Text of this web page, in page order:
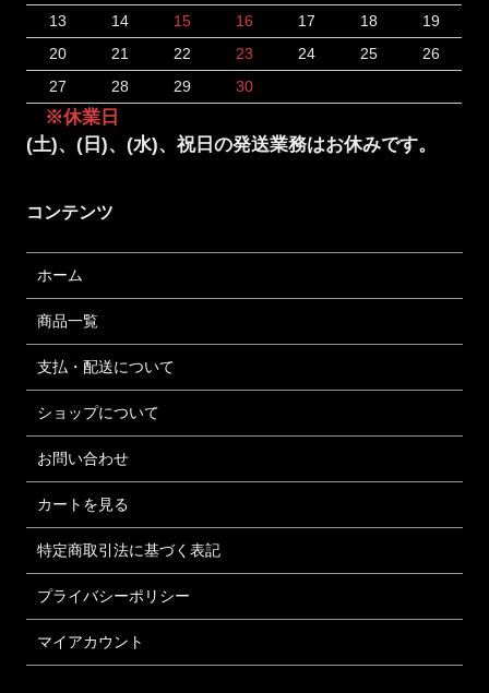
13
14 15 16 17 18
19
20
21 22 23 24 25
26
27
28 29 30
※休業日
(土)、(日)、(水)、祝日の発送業務はお休みです。
コンテンツ
ホーム
商品一覧
支払・配送について
ショップについて
お問い合わせ
カートを見る
特定商取引法に基づく表記
プライバシーポリシー
マイアカウント